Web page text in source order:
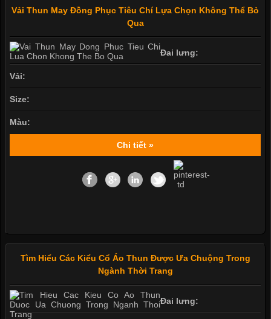
Vải Thun May Đồng Phục Tiêu Chí Lựa Chọn Không Thể Bỏ
Qua
Đai lưng:
Vải:
Size:
Màu:
Chi tiết »
Tìm Hiểu Các Kiểu Cổ Áo Thun Được Ưa Chuộng Trong
Ngành Thời Trang
Đai lưng: